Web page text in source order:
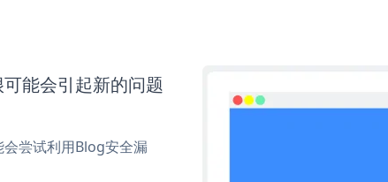
能会引起新的问题
尝试利用Blog安全漏